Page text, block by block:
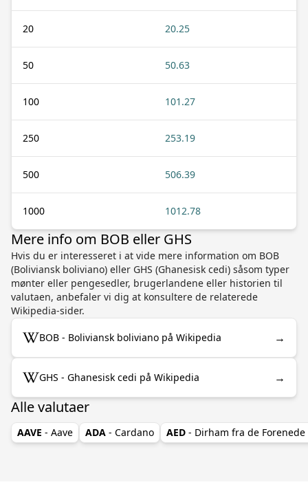
20 20.25
50 50.63
100 101.27
250 253.19
500 506.39
1000 1012.78
Mere info om BOB eller GHS
Hvis du er interesseret i at vide mere information om BOB
(Boliviansk boliviano) eller GHS (Ghanesisk cedi) såsom typer
mønter eller pengesedler, brugerlandene eller historien til
valutaen, anbefaler vi dig at konsultere de relaterede
Wikipedia-sider.
BOB - Boliviansk boliviano på Wikipedia →
GHS - Ghanesisk cedi på Wikipedia →
Alle valutaer
AAVE - Aave ADA - Cardano AED - Dirham fra de